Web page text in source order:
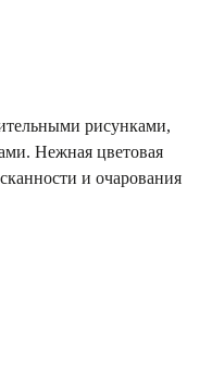
рисунками,
Нежная цветовая
и очарования